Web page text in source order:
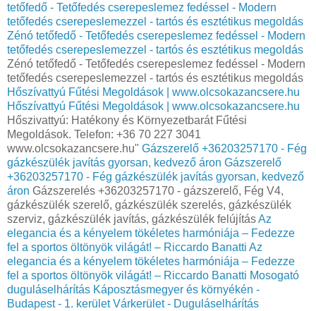
tetőfedő - Tetőfedés cserepeslemez fedéssel - Modern
tetőfedés cserepeslemezzel - tartós és esztétikus megoldás
Zénó tetőfedő - Tetőfedés cserepeslemez fedéssel - Modern
tetőfedés cserepeslemezzel - tartós és esztétikus megoldás
Zénó tetőfedő - Tetőfedés cserepeslemez fedéssel - Modern
tetőfedés cserepeslemezzel - tartós és esztétikus megoldás
Hőszívattyú Fűtési Megoldások | www.olcsokazancsere.hu
Hőszívattyú Fűtési Megoldások | www.olcsokazancsere.hu
Hőszivattyú: Hatékony és Környezetbarát Fűtési
Megoldások. Telefon: +36 70 227 3041
www.olcsokazancsere.hu" Gázszerelő +36203257170 - Fég
gázkészülék javítás gyorsan, kedvező áron Gázszerelő
+36203257170 - Fég gázkészülék javítás gyorsan, kedvező
áron Gázszerelés +36203257170 - gázszerelő, Fég V4,
gázkészülék szerelő, gázkészülék szerelés, gázkészülék
szerviz, gázkészülék javítás, gázkészülék felújításAz
elegancia és a kényelem tökéletes harmóniája – Fedezze
fel a sportos öltönyök világát! – Riccardo Banatti Az
elegancia és a kényelem tökéletes harmóniája – Fedezze
fel a sportos öltönyök világát! – Riccardo Banatti Mosogató
duguláselhárítás Káposztásmegyer és környékén -
Budapest - 1. kerület Várkerület - Duguláselhárítás